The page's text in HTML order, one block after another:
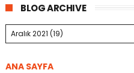
BLOG ARCHIVE
ANA SAYFA